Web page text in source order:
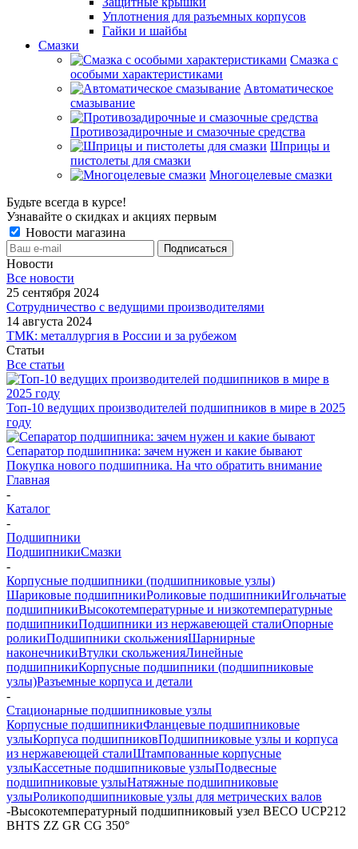
Уплотнения для разъемных корпусов
Гайки и шайбы
Смазки
Смазка с
особыми характеристиками
Автоматическое
смазывание
Противозадирочные и смазочные средства
Шприцы и
пистолеты для смазки
Многоцелевые смазки
Будьте всегда в курсе!
Узнавайте о скидках и акциях первым
Новости магазина
Новости
Все новости
25 сентября 2024
Сотрудничество с ведущими производителями
14 августа 2024
ТМК: металлургия в России и за рубежом
Статьи
Все статьи
Топ-10 ведущих производителей подшипников в мире в 2025
году
Сепаратор подшипника: зачем нужен и какие бывают
Покупка нового подшипника. На что обратить внимание
Главная
-
Каталог
-
Подшипники
ПодшипникиСмазки
-
Корпусные подшипники (подшипниковые узлы)
Шариковые подшипникиРоликовые подшипникиИгольчатые
подшипникиВысокотемпературные и низкотемпературные
подшипникиПодшипники из нержавеющей сталиОпорные
роликиПодшипники скольженияШарнирные
наконечникиВтулки скольженияЛинейные
подшипникиКорпусные подшипники (подшипниковые
узлы)Разъемные корпуса и детали
-
Стационарные подшипниковые узлы
Корпусные подшипникиФланцевые подшипниковые
узлыКорпуса подшипниковПодшипниковые узлы и корпуса
из нержавеющей сталиШтампованные корпусные
узлыКассетные подшипниковые узлыПодвесные
подшипниковые узлыНатяжные подшипниковые
узлыРоликоподшипниковые узлы для метрических валов
-Высокотемпературный подшипниковый узел BECO UCP212
BHTS ZZ GR CG 350°